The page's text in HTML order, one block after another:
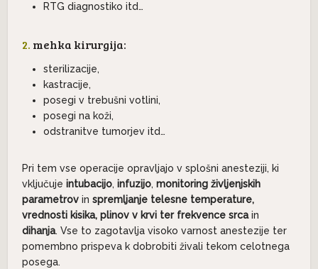
RTG diagnostiko itd…
2. mehka kirurgija:
sterilizacije,
kastracije,
posegi v trebušni votlini,
posegi na koži,
odstranitve tumorjev itd…
Pri tem vse operacije opravljajo v splošni anesteziji, ki
vključujeintubacijo,infuzijo,monitoring življenjskih
parametrov inspremljanje telesne temperature,
vrednosti kisika, plinov v krvi ter frekvence srcain
dihanja. Vse to zagotavlja visoko varnost anestezije ter
pomembno prispeva k dobrobiti živali tekom celotnega
posega.